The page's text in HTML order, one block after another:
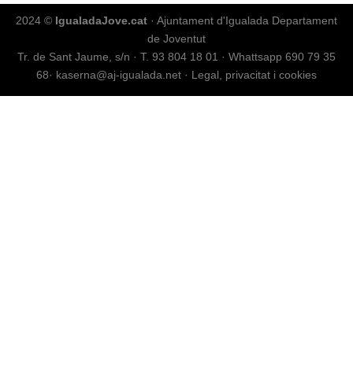
2024 © IgualadaJove.cat · Ajuntament d'Igualada Departament
de Joventut
Tr. de Sant Jaume, s/n · T. 93 804 18 01 · Whattsapp 690 79 35
68· kaserna@aj-igualada.net · Legal, privacitat i cookies